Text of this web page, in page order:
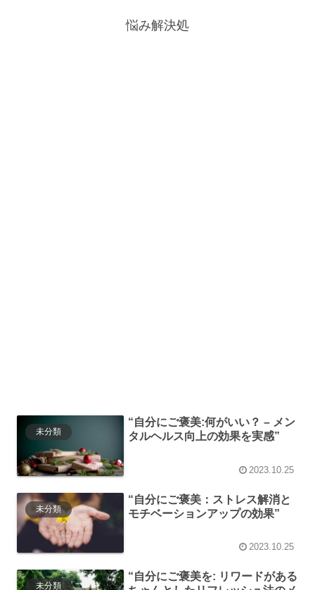
悩み解決処
未分類
“自分にご褒美:何がいい？ – メン
タルヘルス向上の効果を実感”
2023.10.25
未分類
“自分にご褒美：ストレス解消と
モチベーションアップの効果”
2023.10.25
未分類
“自分にご褒美を: リワードがある